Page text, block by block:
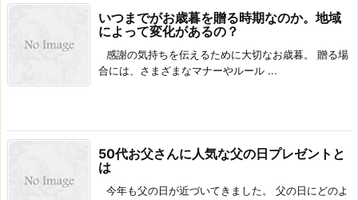
いつまでがお歳暮を贈る時期なのか。地域
によって変化があるの？
感謝の気持ちを伝えるために大切なお歳暮。 贈る場
合には、さまざまなマナーやルール ...
50代お父さんに人気な父の日プレゼントと
は
今年も父の日が近づいてきました。 父の日にどのよ